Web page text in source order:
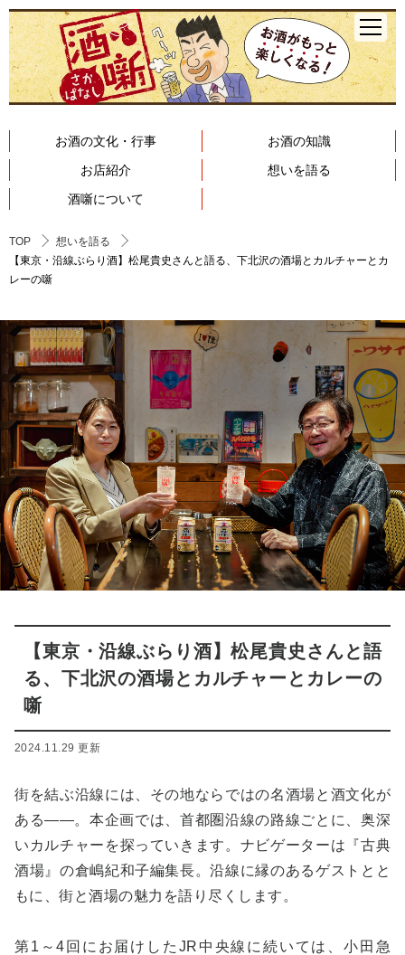
お酒の文化・行事
お酒の知識
お店紹介
想いを語る
酒噺について
TOP
想いを語る
【東京・沿線ぶらり酒】松尾貴史さんと語る、下北沢の酒場とカルチャーとカ
レーの噺
【東京・沿線ぶらり酒】松尾貴史さんと語
る、下北沢の酒場とカルチャーとカレーの
噺
2024.11.29 更新
街を結ぶ沿線には、その地ならではの名酒場と酒文化が
ある――。本企画では、首都圏沿線の路線ごとに、奥深
いカルチャーを探っていきます。ナビゲーターは『古典
酒場』の倉嶋紀和子編集長。沿線に縁のあるゲストとと
もに、街と酒場の魅力を語り尽くします。
第1～4回にお届けしたJR中央線に続いては、小田急